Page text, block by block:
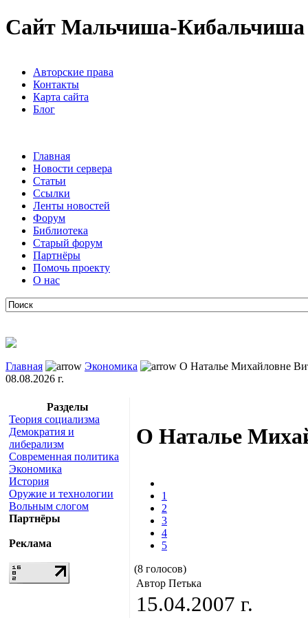
Сайт Мальчиша-Кибальчиша
Авторские права
Контакты
Карта сайта
Блог
Главная
Новости сервера
Статьи
Ссылки
Ленты новостей
Форум
Библиотека
Старый форум
Партнёры
Помочь проекту
О нас
Главная Экономика
О Наталье Михайловне
08.08.2026 г.
Разделы
Теория социализма
Демократия и
либерализм
Современная политика
Экономика
История
Оружие и технологии
Вольным слогом
Партнёры
Реклама
О Наталье
1
2
3
4
5
(8 голосов)
Автор Петька
15.04.2007 г.